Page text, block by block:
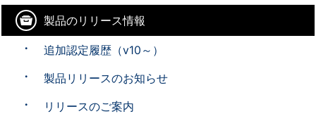
製品のリリース情報
追加認定履歴（v10～）
製品リリースのお知らせ
リリースのご案内